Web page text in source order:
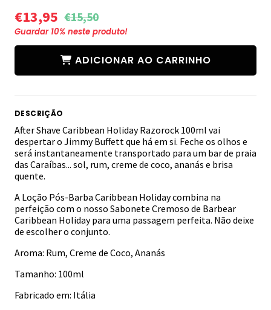
€13,95 €15,50
Guardar 10% neste produto!
ADICIONAR AO CARRINHO
DESCRIÇÃO
After Shave Caribbean Holiday Razorock 100ml vai
despertar o Jimmy Buffett que há em si. Feche os olhos e
será instantaneamente transportado para um bar de praia
das Caraíbas... sol, rum, creme de coco, ananás e brisa
quente.
A Loção Pós-Barba Caribbean Holiday combina na
perfeição com o nosso Sabonete Cremoso de Barbear
Caribbean Holiday para uma passagem perfeita. Não deixe
de escolher o conjunto.
Aroma: Rum, Creme de Coco, Ananás
Tamanho: 100ml
Fabricado em: Itália